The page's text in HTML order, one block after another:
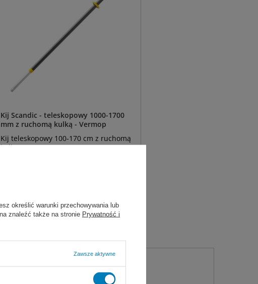
Kij Scandic - teleskopowy 1000-1700
mm z ruchomą kulką - Vermop
Kij teleskopowy 100-170 cm z ruchomą
kulką.
określić warunki przechowywania lub
znaleźć także na stronie Prywatność i
Zawsze aktywne